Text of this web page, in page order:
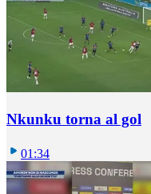
Nkunku torna al gol
01:34